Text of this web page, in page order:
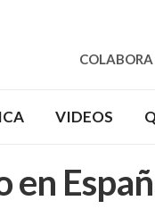
VIDEOS
en